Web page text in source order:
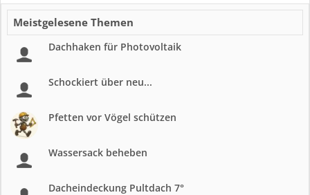
Meistgelesene Themen
Dachhaken für Photovoltaik
Schockiert über neu...
Pfetten vor Vögel schützen
Wassersack beheben
Dacheindeckung Pultdach 7°